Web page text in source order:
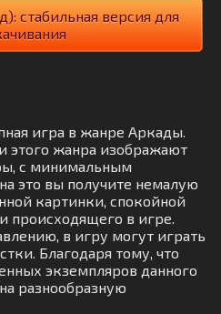
стабильная версия для
игра в жанре Аркады.
этого жанра изображают
с минимальным
это вы получите немалую
картинки, спокойной
происходящего в игре.
в игру могут играть
Благодаря тому, что
экземпляров данного
разнообразную